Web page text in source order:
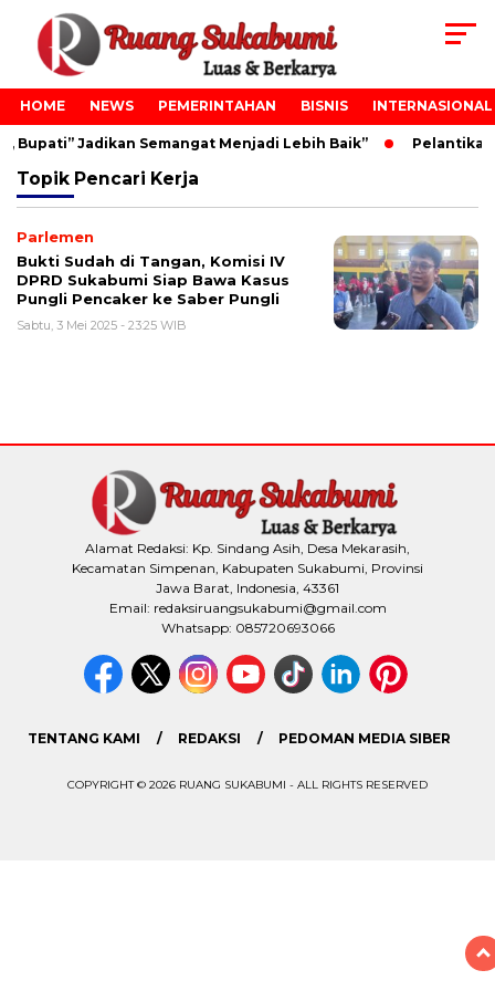
HOME NEWS PEMERINTAHAN BISNIS INTERNASIONAL
Bupati” Jadikan Semangat Menjadi Lebih Baik” Pelantikan
Topik Pencari Kerja
Parlemen
Bukti Sudah di Tangan, Komisi IV
DPRD Sukabumi Siap Bawa Kasus
Pungli Pencaker ke Saber Pungli
Sabtu, 3 Mei 2025 - 23:25 WIB
Alamat Redaksi: Kp. Sindang Asih, Desa Mekarasih,
Kecamatan Simpenan, Kabupaten Sukabumi, Provinsi
Jawa Barat, Indonesia, 43361
Email: redaksiruangsukabumi@gmail.com
Whatsapp: 085720693066
TENTANG KAMI REDAKSI PEDOMAN MEDIA SIBER
COPYRIGHT © 2026 RUANG SUKABUMI - ALL RIGHTS RESERVED